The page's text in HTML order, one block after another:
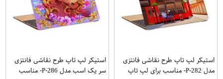
استیکر لپ تاپ طرح نقاشی فانتزی
مدل P-282- مناسب برای لپ تاپ
استیکر لپ تاپ طرح نقاشی فانتزی
سر یک اسب مدل P-286- مناسب